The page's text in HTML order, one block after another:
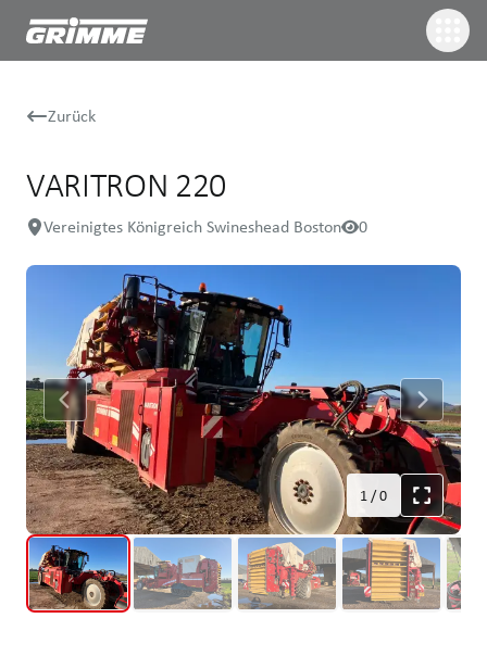
Zurück
VARITRON 220
Vereinigtes Königreich Swineshead Boston 0
1/0